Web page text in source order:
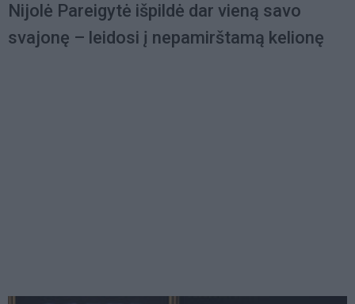
Nijolė Pareigytė išpildė dar vieną savo
svajonę – leidosi į nepamirštamą kelionę